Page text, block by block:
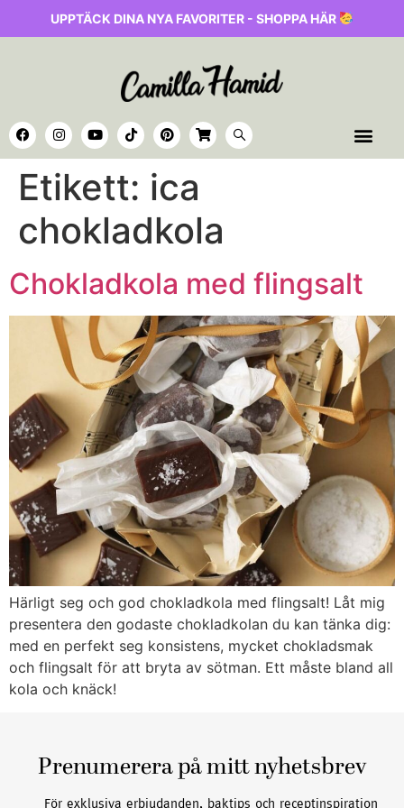
UPPTÄCK DINA NYA FAVORITER - SHOPPA HÄR
Etikett: ica
chokladkola
Chokladkola med flingsalt
Härligt seg och god chokladkola med flingsalt! Låt mig
presentera den godaste chokladkolan du kan tänka dig:
med en perfekt seg konsistens, mycket chokladsmak
och flingsalt för att bryta av sötman. Ett måste bland all
kola och knäck!
Prenumerera på mitt nyhetsbrev
För exklusiva erbjudanden, baktips och receptinspiration